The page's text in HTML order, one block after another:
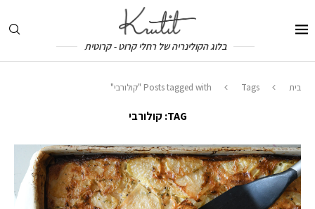
בלוג הקולינריה של רחלי קרוט - קרוטית
בית Tags Posts tagged with "קולורבי"
TAG: קולורבי